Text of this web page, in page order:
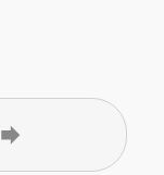
forward